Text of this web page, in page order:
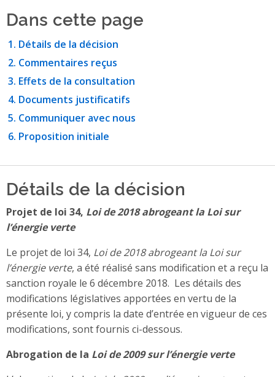
Dans cette page
Détails de la décision
Commentaires reçus
Effets de la consultation
Documents justificatifs
Communiquer avec nous
Proposition initiale
Détails de la décision
Projet de loi 34, Loi de 2018 abrogeant la Loi sur
l’énergie verte
Le projet de loi 34, Loi de 2018 abrogeant la Loi sur
l’énergie verte, a été réalisé sans modification et a reçu la
sanction royale le 6 décembre 2018. Les détails des
modifications législatives apportées en vertu de la
présente loi, y compris la date d’entrée en vigueur de ces
modifications, sont fournis ci-dessous.
Abrogation de la Loi de 2009 sur l’énergie verte